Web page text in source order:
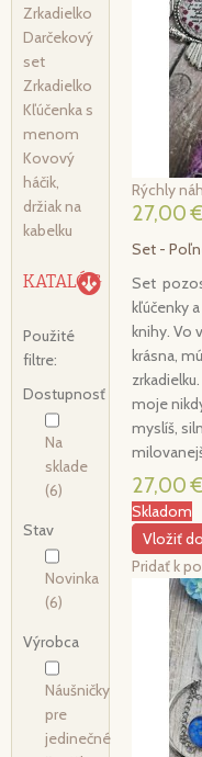
Zrkadielko
Darčekový
set
Zrkadielko
Kľúčenka s
menom
Kovový
háčik,
držiak na
kabelku
KATALÓG
Použité
filtre:
Dostupnosť
Na
sklade
(6)
Stav
Novinka
(6)
Výrobca
Náušničky
pre
jedinečné
Rýchly
27,00 €
Set -
Set
kľúčenky
knihy. Vo
krásna,
moje
myslíš,
27,00 €
Skladom
Vložiť
Pridať k